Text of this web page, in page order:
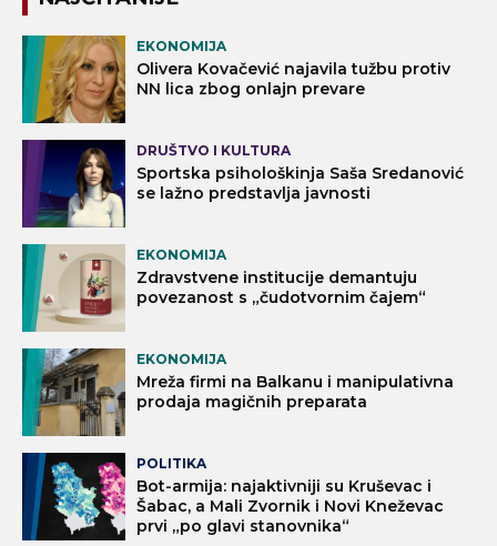
EKONOMIJA
Olivera Kovačević najavila tužbu protiv
NN lica zbog onlajn prevare
DRUŠTVO I KULTURA
Sportska psihološkinja Saša Sredanović
se lažno predstavlja javnosti
EKONOMIJA
Zdravstvene institucije demantuju
povezanost s „čudotvornim čajem“
EKONOMIJA
Mreža firmi na Balkanu i manipulativna
prodaja magičnih preparata
POLITIKA
Bot-armija: najaktivniji su Kruševac i
Šabac, a Mali Zvornik i Novi Kneževac
prvi „po glavi stanovnika“